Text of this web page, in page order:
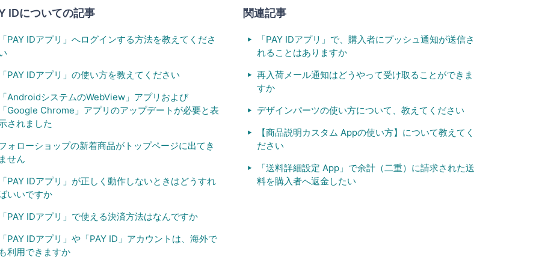
IDについての記事
PAY IDアプリ」へログインする方法を教えてくださ
PAY IDアプリ」の使い方を教えてください
AndroidシステムのWebView」アプリおよび
Google Chrome」アプリのアップデートが必要と表
されました
ォローショップの新着商品がトップページに出てき
せん
PAY IDアプリ」が正しく動作しないときはどうすれ
いいですか
PAY IDアプリ」で使える決済方法はなんですか
PAY IDアプリ」や「PAY ID」アカウントは、海外で
利用できますか
関連記事
「PAY IDアプリ」で、購入者にプッシュ通知が送信さ
れることはありますか
再入荷メール通知はどうやって受け取ることができま
すか
デザインパーツの使い方について、教えてください
【商品説明カスタム Appの使い方】について教えてく
ださい
「送料詳細設定 App」で余計（二重）に請求された送
料を購入者へ返金したい